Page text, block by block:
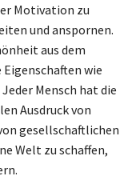
Motivation zu
und anspornen.
aus dem
wie
Mensch hat die
Ausdruck von
gesellschaftlichen
Welt zu schaffen,